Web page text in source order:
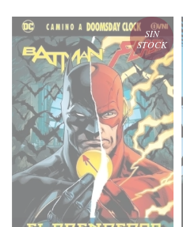
SIN
STOCK